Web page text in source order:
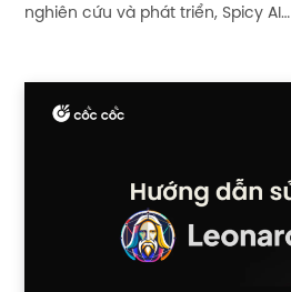
nghiên cứu và phát triển, Spicy AI…